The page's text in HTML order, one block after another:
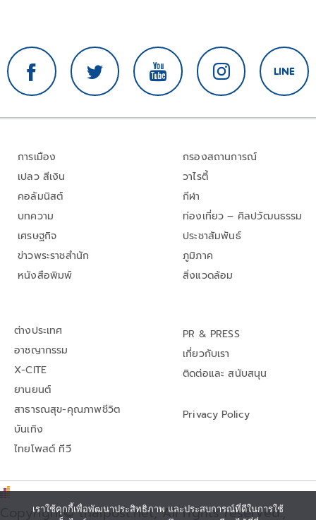
การเมือง
เปลว สีเงิน
คอลัมนิสต์
บทความ
เศรษฐกิจ
ข่าวพระราชสำนัก
หนังสือพิมพ์
กรองสถานการณ์
วาไรตี้
กีฬา
ท่องเที่ยว – ศิลปวัฒนธรรม
ประชาสัมพันธ์
ภูมิภาค
สิ่งแวดล้อม
ต่างประเทศ
อาชญากรรม
X-CITE
ยานยนต์
สาธารณสุข-คุณภาพชีวิต
บันเทิง
ไทยโพสต์ ทีวี
PR & PRESS
เกี่ยวกับเรา
ติดต่อและ สนับสนุน
Privacy Policy
Copyright© thaipost.net, All rights reserved.,
เราใช้คุกกี้เพื่อพัฒนาประสิทธิภาพ และประสบการณ์ที่ดีในการใช้